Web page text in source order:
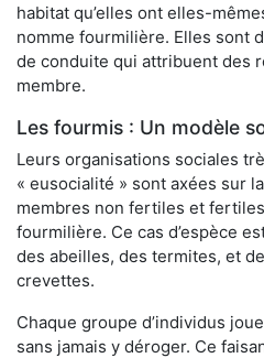
habitat qu’elles ont elles-
nomme fourmilière. Elles sont
de conduite qui attribuent des
membre.
Les fourmis : Un modèle
Leurs organisations sociales
« eusocialité » sont axées sur
membres non fertiles et fertiles
fourmilière. Ce cas d’espèce
des abeilles, des termites, et
crevettes.
Chaque groupe d’individus
sans jamais y déroger. Ce